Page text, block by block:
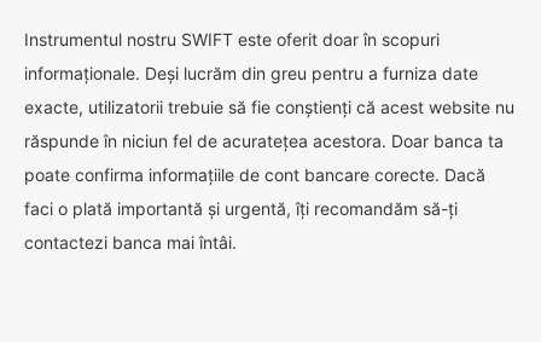
Instrumentul nostru SWIFT este oferit doar în scopuri
informaționale. Deși lucrăm din greu pentru a furniza date
exacte, utilizatorii trebuie să fie conștienți că acest website nu
răspunde în niciun fel de acuratețea acestora. Doar banca ta
poate confirma informațiile de cont bancare corecte. Dacă
faci o plată importantă și urgentă, îți recomandăm să-ți
contactezi banca mai întâi.